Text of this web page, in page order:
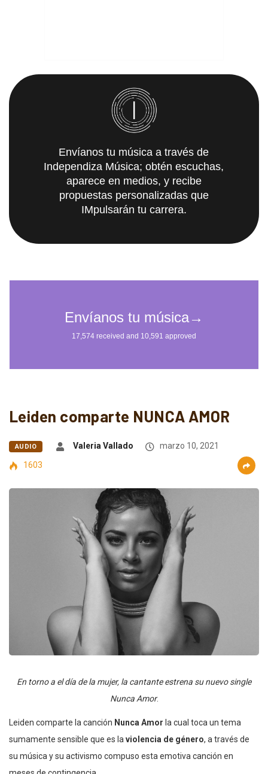
Envíanos tu música a través de
Independiza Música; obtén escuchas,
aparece en medios, y recibe
propuestas personalizadas que
IMpulsarán tu carrera.
Leiden comparte NUNCA AMOR
AUDIO Valeria Vallado
marzo 10, 2021
1603
En torno a el día de la mujer, la cantante estrena su nuevo single
Nunca Amor.
Leiden comparte la canción Nunca Amor la cual toca un tema
sumamente sensible que es la violencia de género, a través de
su música y su activismo compuso esta emotiva canción en